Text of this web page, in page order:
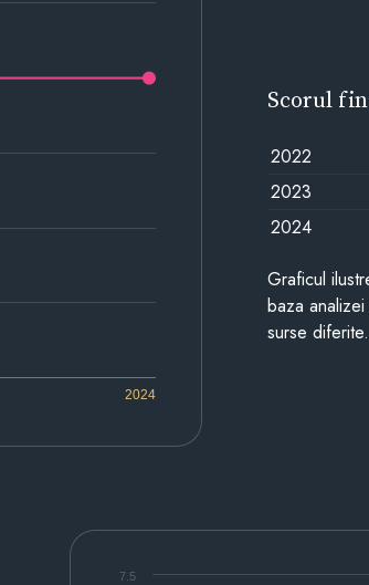
2024
Scorul
2022
2023
2024
Graficul
baza
surse diferite.
7.5